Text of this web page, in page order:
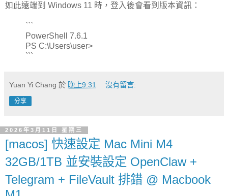
如此遠端到 Windows 11 時，登入後會看到版本資訊：
```
PowerShell 7.6.1
PS C:\Users\user>
```
Yuan Yi Chang 於 晚上9:31 沒有留言:
分享
2026年3月11日 星期三
[macos] 快速設定 Mac Mini M4
32GB/1TB 並安裝設定 OpenClaw +
Telegram + FileVault 排錯 @ Macbook